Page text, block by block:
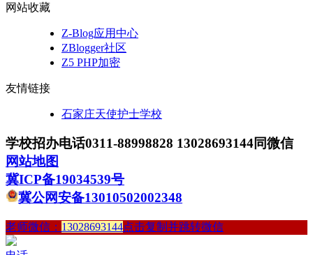
网站收藏
Z-Blog应用中心
ZBlogger社区
Z5 PHP加密
友情链接
石家庄天使护士学校
学校招办电话0311-88998828 13028693144同微信
网站地图
冀ICP备19034539号
冀公网安备13010502002348
老师微信： 13028693144点击复制并跳转微信